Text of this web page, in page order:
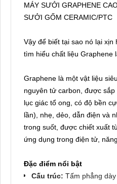
MÁY SƯỞI GRAPHENE
SƯỞI GỐM CERAMIC/PTC
Vậy để biết tại sao nó lại
tìm hiểu chất liệu Graphene
Graphene là một vật liệu
nguyên tử carbon, được
lục giác tổ ong, có độ bền
lần), nhẹ, dẻo, dẫn điện và
trong suốt, được chiết xuất
ứng dụng trong điện tử,
Đặc điểm nổi bật
Cấu trúc: Tấm phẳng